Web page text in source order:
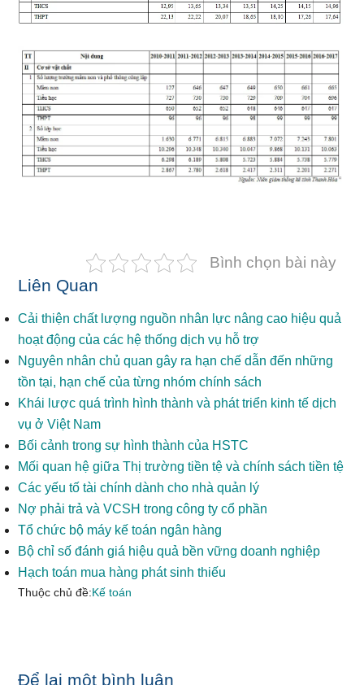
Bình chọn bài này
Liên Quan
Cải thiện chất lượng nguồn nhân lực nâng cao hiệu quả
hoạt động của các hệ thống dịch vụ hỗ trợ
Nguyên nhân chủ quan gây ra hạn chế dẫn đến những
tồn tại, hạn chế của từng nhóm chính sách
Khái lược quá trình hình thành và phát triển kinh tế dịch
vụ ở Việt Nam
Bối cảnh trong sự hình thành của HSTC
Mối quan hệ giữa Thị trường tiền tệ và chính sách tiền tệ
Các yếu tố tài chính dành cho nhà quản lý
Nợ phải trả và VCSH trong công ty cổ phần
Tổ chức bộ máy kế toán ngân hàng
Bộ chỉ số đánh giá hiệu quả bền vững doanh nghiệp
Hạch toán mua hàng phát sinh thiếu
Thuộc chủ đề:Kế toán
Để lại một bình luận